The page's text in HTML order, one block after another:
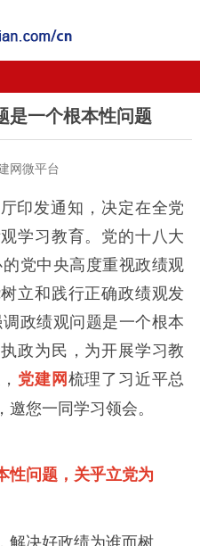
企业党建
是一个根本性问题
网微平台
印发通知，决定在全党
学习教育。党的十八大
党中央高度重视政绩观
立和践行正确政绩观发
政绩观问题是一个根本
政为民，为开展学习教
党建网梳理了习近平总
您一同学习领会。
性问题，关乎立党为
决好政绩为谁而树、